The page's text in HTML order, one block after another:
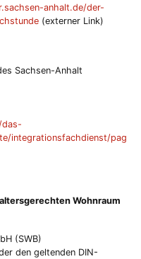
anhalt.de/der-
(externer Link)
Sachsen-Anhalt
integrationsfachdienst/pag
Wohnraum
(SWB)
den geltenden DIN-